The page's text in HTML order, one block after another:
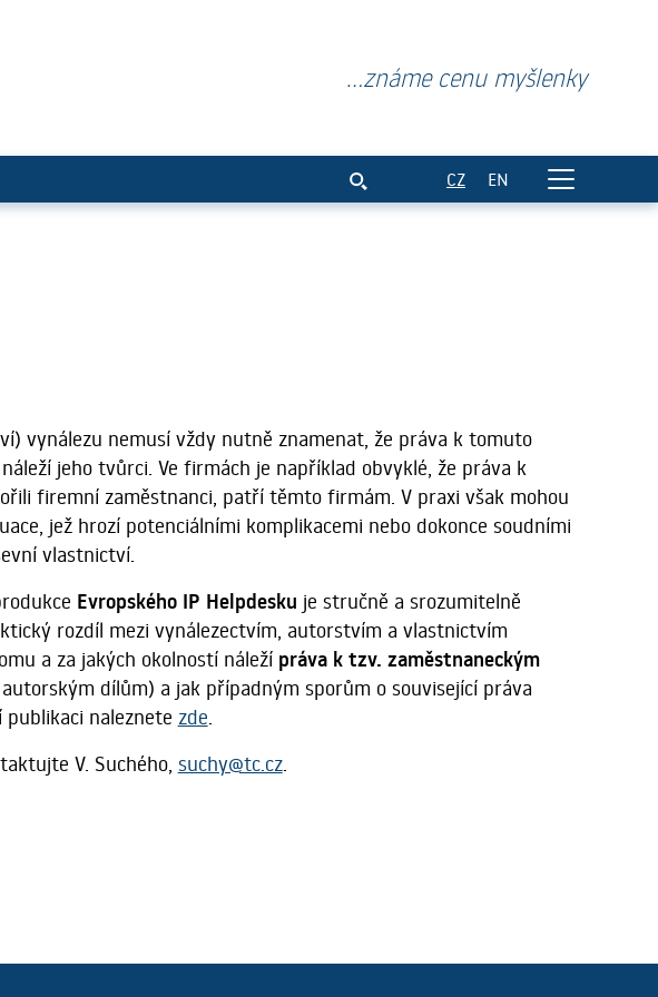
...známe cenu myšlenky
CZ EN
vynálezu nemusí vždy nutně znamenat, že práva k tomuto
jeho tvůrci. Ve firmách je například obvyklé, že práva k
firemní zaměstnanci, patří těmto firmám. V praxi však mohou
jež hrozí potenciálními komplikacemi nebo dokonce soudními
vlastnictví.
Evropského IP Helpdesku je stručně a srozumitelně
rozdíl mezi vynálezectvím, autorstvím a vlastnictvím
a za jakých okolností náleží práva k tzv. zaměstnaneckým
dílům) a jak případným sporům o související práva
naleznete zde.
V. Suchého, suchy@tc.cz.